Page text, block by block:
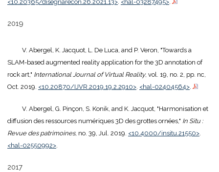
<10.20365/disegnarecon.26.2021.13> <hal-03287495>
2019
V. Abergel, K. Jacquot, L. De Luca, and P. Veron, "Towards a
SLAM-based augmented reality application for the 3D annotation of
rock art," International Journal of Virtual Reality, vol. 19, no. 2, pp. nc,
Oct. 2019. <10.20870/IJVR.2019.19.2.2910> <hal-02404564>
V. Abergel, G. Pinçon, S. Konik, and K. Jacquot, "Harmonisation et
diffusion des ressources numériques 3D des grottes ornées," In Situ :
Revue des patrimoines, no. 39, Jul. 2019. <10.4000/insitu.21550>
<hal-02550992>
2017